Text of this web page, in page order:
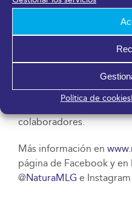
Política de cookies
Diputación de Málaga a
promocional de
Málaga’, de los
y Málaga Viva -Área de
Interior y Cambio
colaborador estratégico.
Motor, Automociona, el
colaboradores.
Más información en
página de Facebook y
@NaturaMLG e Instagram